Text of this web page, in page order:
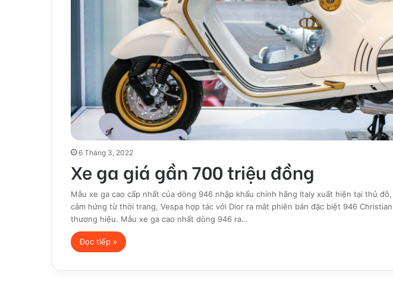
6 Tháng 3, 2022
Xe ga giá gần 700 triệu đồng
Mẫu xe ga cao cấp nhất của dòng 946 nhập khẩu chính hãng Italy xuất hiện tại thủ
cảm hứng từ thời trang, Vespa hợp tác với Dior ra mắt phiên bản đặc biệt 946
thương hiệu. Mẫu xe ga cao nhất dòng 946 ra…
Đọc tiếp »